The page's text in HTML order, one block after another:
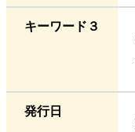
キーワード３
発行日